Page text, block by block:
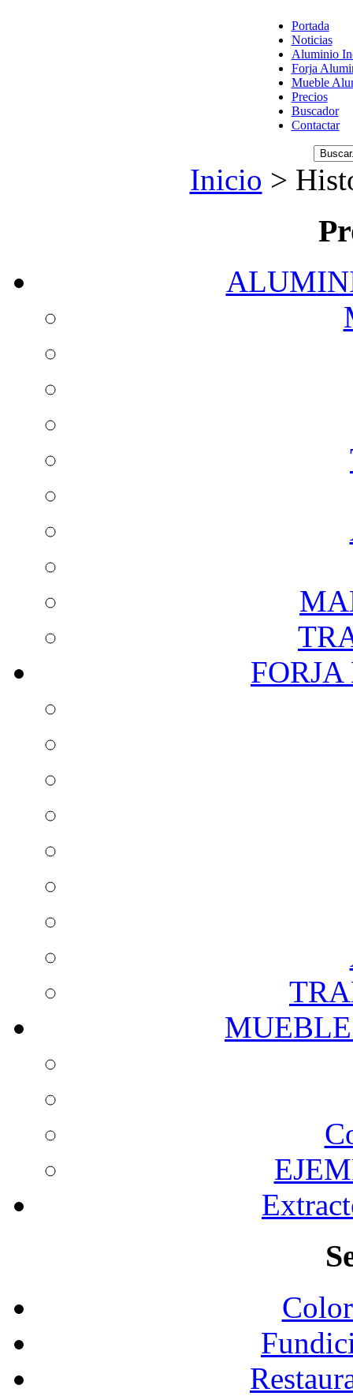
Portada
Noticias
Aluminio
Forja
Mueble
Precios
Buscador
Contactar
Inicio >